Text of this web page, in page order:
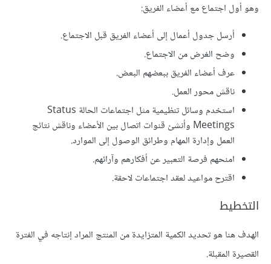
وهو أول اجتماع مع أعضاء الفريق:
أرسل جدول أعمال إلى أعضاء الفريق قبل الاجتماع.
وضح الغرض من الاجتماع.
عرف أعضاء الفريق ببعضهم البعض.
ناقش محور العمل.
استخدم وسائل تنظيمية مثل اجتماعات الحالة Status
Meetings وأنشئ قنوات اتصال بين الأعضاء وناقش نتائج
العمل وإدارة المهام وطرائق الوصول إلى الموارد.
امنحهم فرصة التعبير عن أفكارهم وآرائهم.
اقترح مواعيد لعقد اجتماعات لاحقة.
التخطيط
الهدف هنا هو تحديد الكمية المتزايدة من المنتج المراد إنتاجه في الفترة
القصيرة المقبلة.